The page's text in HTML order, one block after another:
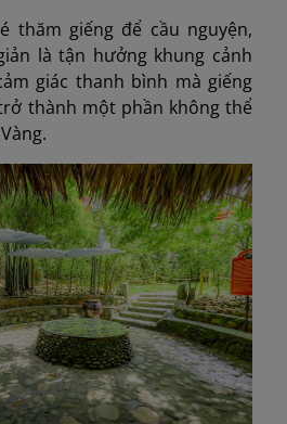
thăm giếng để cầu nguyện,
là tận hưởng khung cảnh
giác thanh bình mà giếng
thành một phần không thể